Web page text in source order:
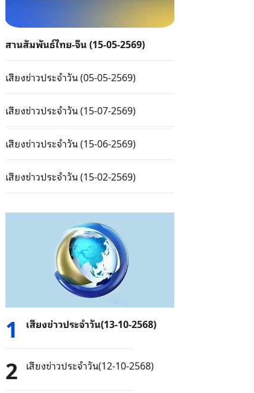
สานสัมพันธ์ไทย-จีน (15-05-2569)
เสียงข่าวประจำวัน (05-05-2569)
เสียงข่าวประจำวัน (15-07-2569)
เสียงข่าวประจำวัน (15-06-2569)
เสียงข่าวประจำวัน (15-02-2569)
1 เสียงข่าวประจำวัน(13-10-2568)
2 เสียงข่าวประจำวัน(12-10-2568)